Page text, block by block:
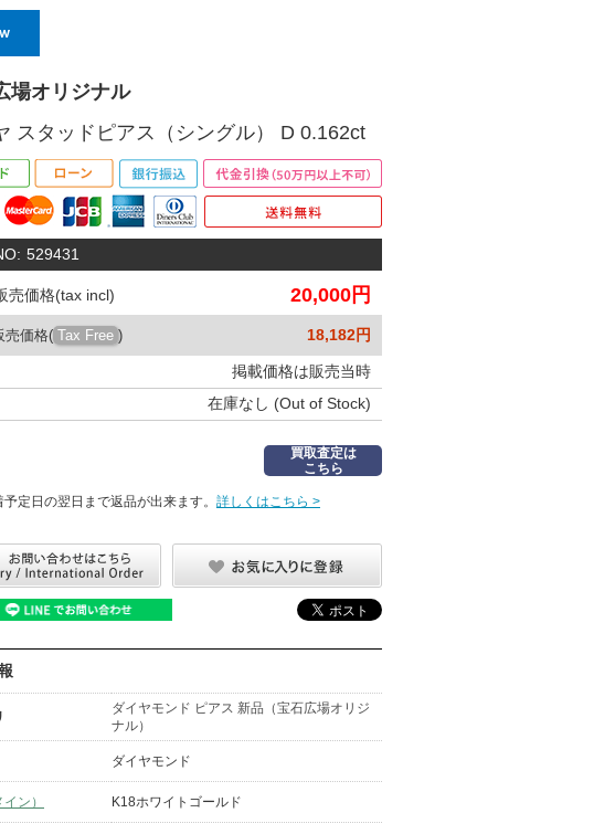
場オリジナル
スタッドピアス（シングル） D 0.162ct
529431
売価格(tax incl) 20,000円
売価格( Tax Free ) 18,182円
掲載価格は販売当時
在庫なし (Out of Stock)
買取査定は
こちら
定日の翌日まで返品が出来ます。 詳しくはこちら >
ダイヤモンド ピアス 新品（宝石広場オリジ
ナル）
ダイヤモンド
ン） K18ホワイトゴールド